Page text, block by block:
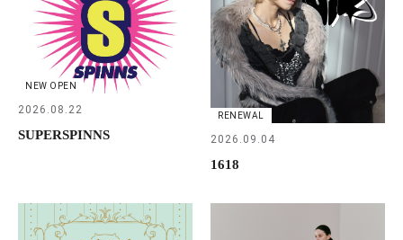
NEW OPEN
2026.08.22
SUPERSPINNS
RENEWAL
2026.09.04
1618